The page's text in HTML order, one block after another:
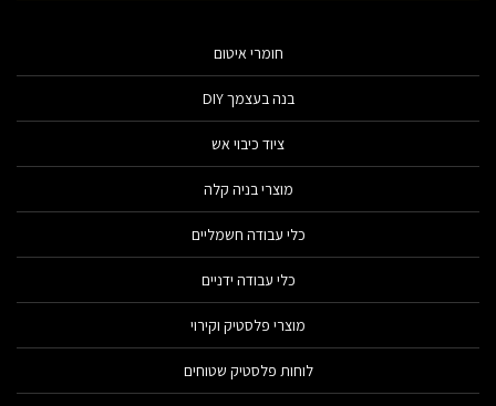
חומרי איטום
בנה בעצמך DIY
ציוד כיבוי אש
מוצרי בניה קלה
כלי עבודה חשמליים
כלי עבודה ידניים
מוצרי פלסטיק וקירוי
לוחות פלסטיק שטוחים